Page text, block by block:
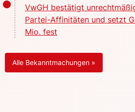
VwGH bestätigt
Partei-Affinitäten und setzt
Mio. fest
Alle Bekanntmachungen »